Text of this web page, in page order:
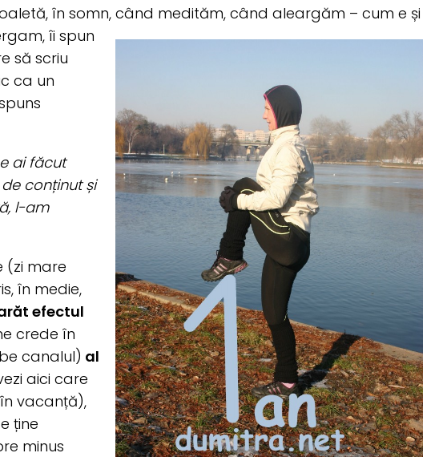
în somn, când medităm, când aleargăm – cum e și
îi spun
să scriu
ca un
ai făcut
conținut și
l-am
(zi mare
în medie,
efectul
crede în
canalul) al
aici care
vacanță),
ține
minus